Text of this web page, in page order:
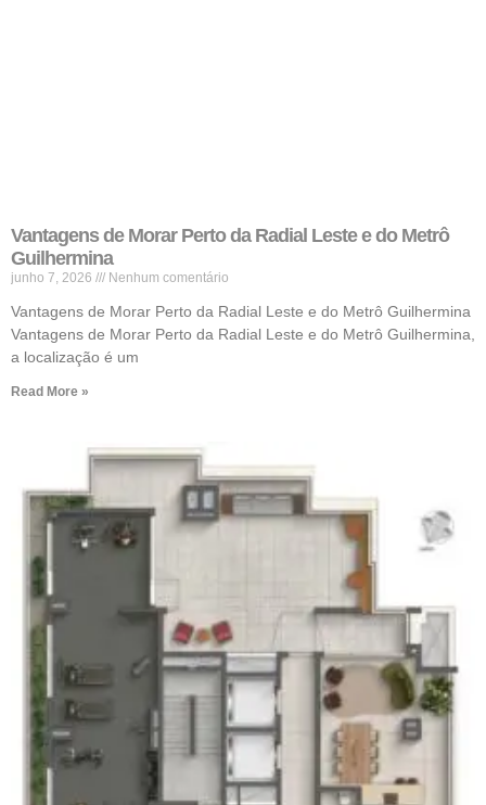
Vantagens de Morar Perto da Radial Leste e do Metrô
Guilhermina
junho 7, 2026 Nenhum comentário
Vantagens de Morar Perto da Radial Leste e do Metrô Guilhermina
Vantagens de Morar Perto da Radial Leste e do Metrô Guilhermina,
a localização é um
Read More »